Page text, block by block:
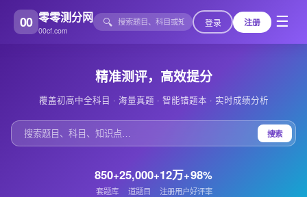
00 零零测分网
00cf.com
🔍 登录 注册 ☰
精准测评，高效提分
覆盖初高中全科目 · 海量真题 · 智能错题本 · 实时成绩分析
搜索
850+
套题库
25,000+
道题目
12万+
注册用户
98%
好评率